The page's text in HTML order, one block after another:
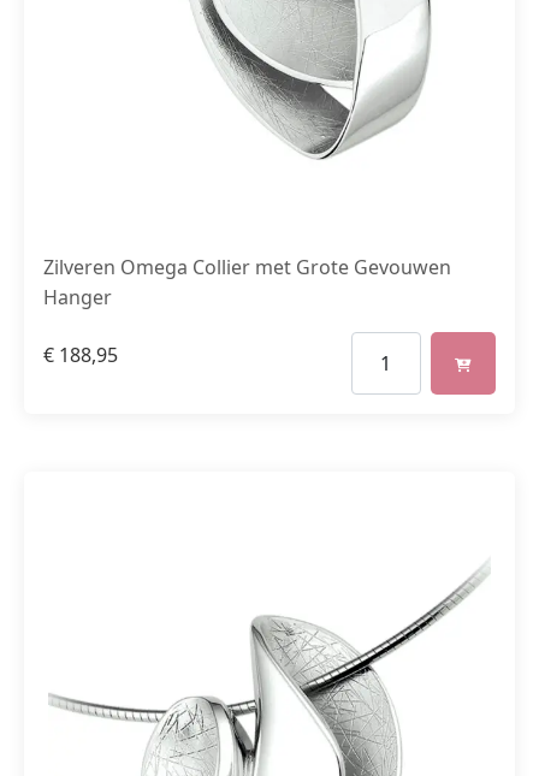
Zilveren Omega Collier met Grote Gevouwen
Hanger
€ 188,95